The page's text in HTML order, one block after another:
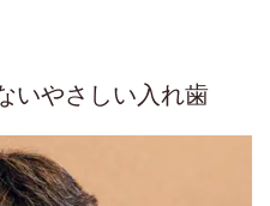
いやさしい入れ歯